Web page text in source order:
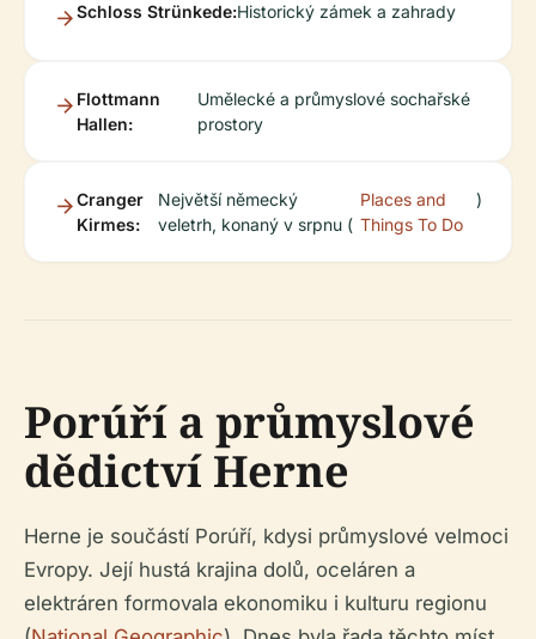
Schloss Strünkede:Historický zámek a zahrady
Flottmann
Hallen:
Umělecké a průmyslové sochařské
prostory
Cranger
Kirmes:
Největší německý
veletrh, konaný v srpnu (
Places and
Things To Do
)
Porúří a průmyslové
dědictví Herne
Herne je součástí Porúří, kdysi průmyslové velmoci
Evropy. Její hustá krajina dolů, oceláren a
elektráren formovala ekonomiku i kulturu regionu